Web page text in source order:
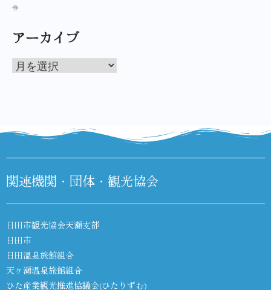
券
アーカイブ
関連機関・団体・観光協会
日田市観光協会天瀬支部
日田市
日田温泉旅館組合
天ヶ瀬温泉旅館組合
ひた産業観光推進協議会(ひたりずむ)